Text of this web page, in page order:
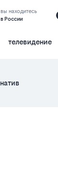
вы находитесь
в России
телевидение